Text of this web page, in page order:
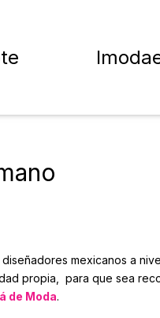
mexicanos a
propia, para que sea
de Moda.